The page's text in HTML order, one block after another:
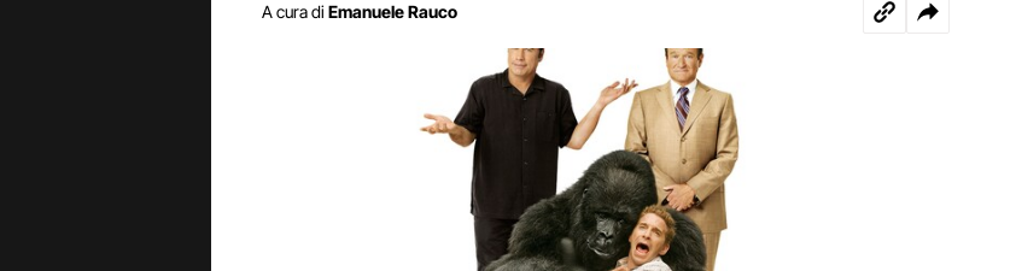
A cura di Emanuele Rauco